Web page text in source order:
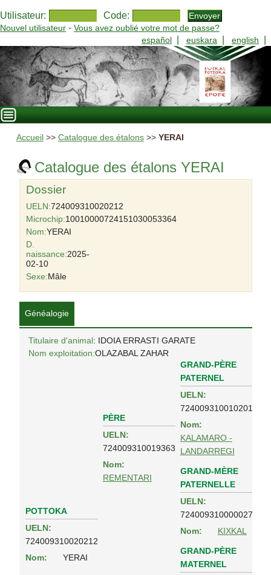
Utilisateur: Code:
Nouvel utilisateur - Vous avez oublié votre mot de passe?
español
euskara english
Accueil >> Catalogue des étalons>> YERAI
Catalogue des étalons YERAI
Dossier
UELN:724009310020212
Microchip:10010000724151030053364
Nom:YERAI
D.
naissance:2025-
02-10
Sexe:Mâle
Généalogie
Titulaire d'animal: IDOIA ERRASTI GARATE
Nom exploitation:OLAZABAL ZAHAR
POTTOKA
UELN:
724009310020212
Nom:
YERAI
PÈRE
UELN:
724009310019363
Nom:
REMENTARI
GRAND-PÈRE
PATERNEL
UELN:
724009310010201
Nom:
KALAMARO -
LANDARREGI
GRAND-MÈRE
PATERNELLE
UELN:
724009310000027
Nom:
KIXKAL
GRAND-PÈRE
MATERNEL